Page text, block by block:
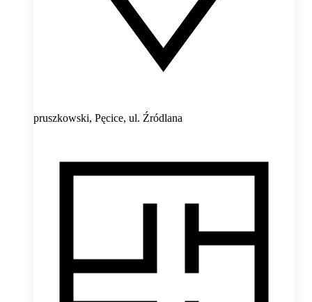
pruszkowski, Pęcice, ul. Źródlana